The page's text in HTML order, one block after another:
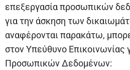
επεξεργασία προσωπικών
για την άσκηση των
αναφέρονται παρακάτω,
στον Υπεύθυνο Επικοινωνίας
Προσωπικών Δεδομένων: